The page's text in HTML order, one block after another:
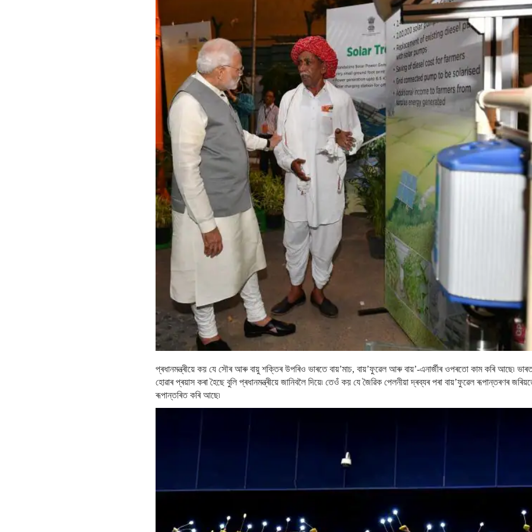
প্ৰধানমন্ত্ৰীয়ে কয় যে সৌৰ আৰু বায়ু শক্তিৰ উপৰিও ভাৰতে বায়’মাচ, বায়’ফুৱেল আৰু বায়’-এনাৰ্জীৰ ওপৰতো কাম কৰি আছে৷
হোৱাৰ প্ৰয়াস কৰা হৈছে বুলি প্ৰধানমন্ত্ৰীয়ে জানিবলৈ দিয়ে৷ তেওঁ কয় যে জৈৱিক পেলনীয়া দ্ৰব্যৰ পৰা বায়’ফুৱেল ৰূপান্তৰণৰ
ৰূপান্তৰিত কৰি আছে৷